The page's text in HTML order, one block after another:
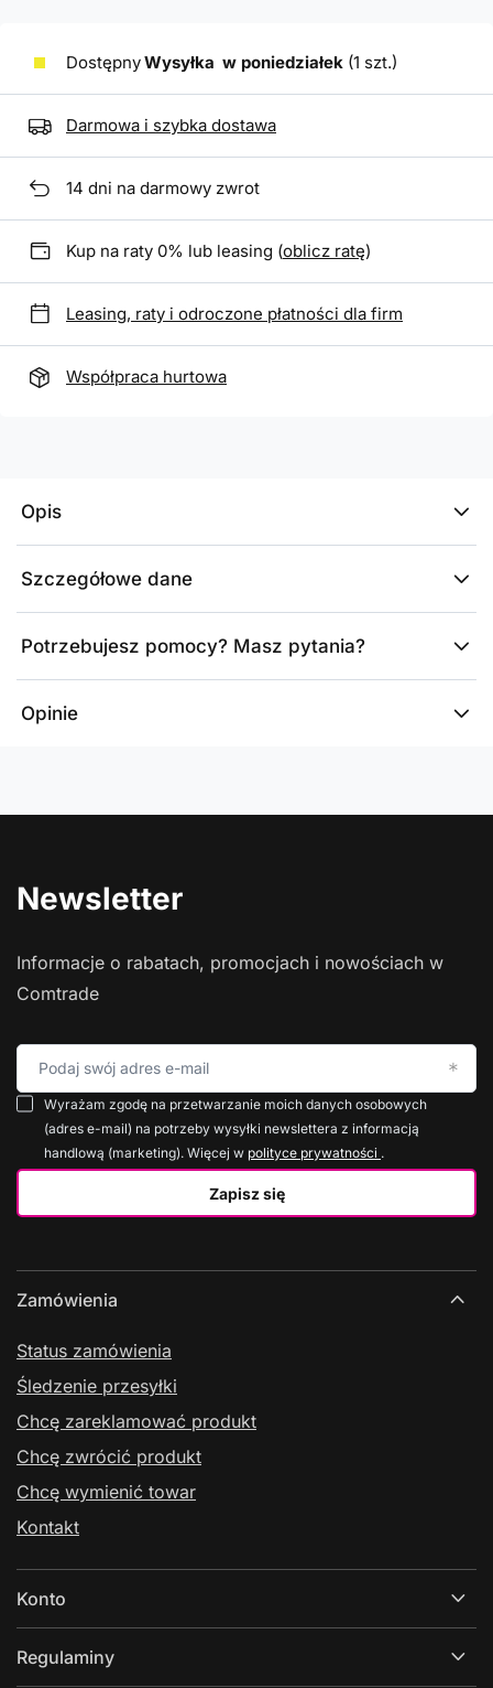
DostępnyWysyłka w poniedziałek (1 szt.)
Darmowa i szybka dostawa
14 dni na darmowy zwrot
Kup na raty 0% lub leasing (oblicz ratę)
Leasing, raty i odroczone płatności dla firm
Współpraca hurtowa
Opis
Szczegółowe dane
Potrzebujesz pomocy? Masz pytania?
Opinie
Newsletter
Informacje o rabatach, promocjach i nowościach w
Comtrade
Podaj swój adres e-mail
Zapisz się
Wyrażam zgodę na przetwarzanie moich danych osobowych
(adres e-mail) na potrzeby wysyłki newslettera z informacją
handlową (marketing). Więcej w polityce prywatności .
Zamówienia
Status zamówienia
Śledzenie przesyłki
Chcę zareklamować produkt
Chcę zwrócić produkt
Chcę wymienić towar
Kontakt
Konto
Regulaminy